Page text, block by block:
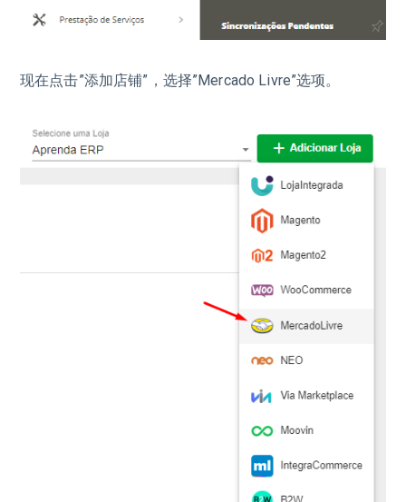
现在点击”添加店铺”，选择”Mercado Livre”选项。